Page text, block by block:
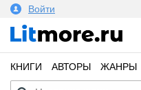
Войти
КНИГИ АВТОРЫ ЖАНРЫ